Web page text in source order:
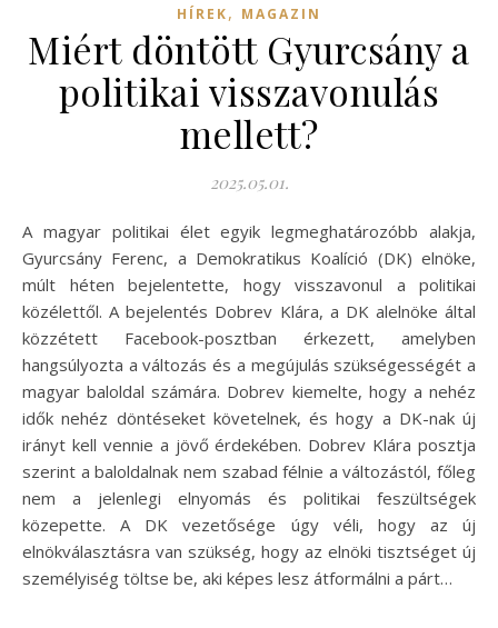
HÍREK, MAGAZIN
Miért döntött Gyurcsány a
politikai visszavonulás
mellett?
2025.05.01.
A magyar politikai élet egyik legmeghatározóbb alakja,
Gyurcsány Ferenc, a Demokratikus Koalíció (DK) elnöke,
múlt héten bejelentette, hogy visszavonul a politikai
közélettől. A bejelentés Dobrev Klára, a DK alelnöke által
közzétett Facebook-posztban érkezett, amelyben
hangsúlyozta a változás és a megújulás szükségességét a
magyar baloldal számára. Dobrev kiemelte, hogy a nehéz
idők nehéz döntéseket követelnek, és hogy a DK-nak új
irányt kell vennie a jövő érdekében. Dobrev Klára posztja
szerint a baloldalnak nem szabad félnie a változástól, főleg
nem a jelenlegi elnyomás és politikai feszültségek
közepette. A DK vezetősége úgy véli, hogy az új
elnökválasztásra van szükség, hogy az elnöki tisztséget új
személyiség töltse be, aki képes lesz átformálni a párt…